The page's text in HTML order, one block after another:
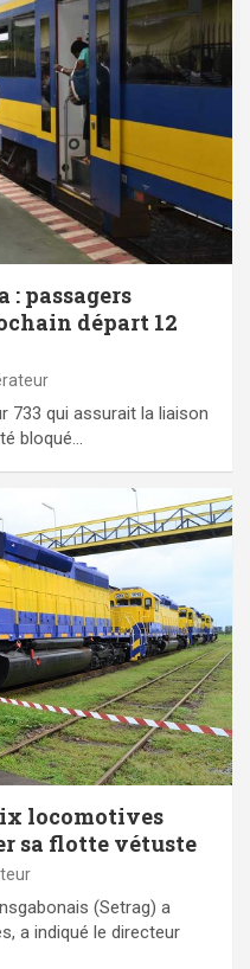
: passagers
départ 12
733 qui assurait la liaison
bloqué…
locomotives
sa flotte vétuste
(Setrag) a
a indiqué le directeur